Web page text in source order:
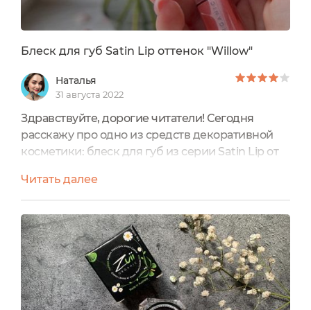
Блеск для губ Satin Lip оттенок "Willow"
Наталья
31 августа 2022
Здравствуйте, дорогие читатели! Сегодня
расскажу про одно из средств декоративной
косметики: блеск для губ из серии Satin Lip от
упаковка - лаконичная, ничего лишнего.
Красивый прозрачный тюбик, через который
виден цвет. Объём: 6.8млОттенок: WillowГоден:
12м после вскрытияПроизведено: в
АвстралииСертификаты: BDIH Cosmos organic,
следовательно данный блеск Not...
Читать далее